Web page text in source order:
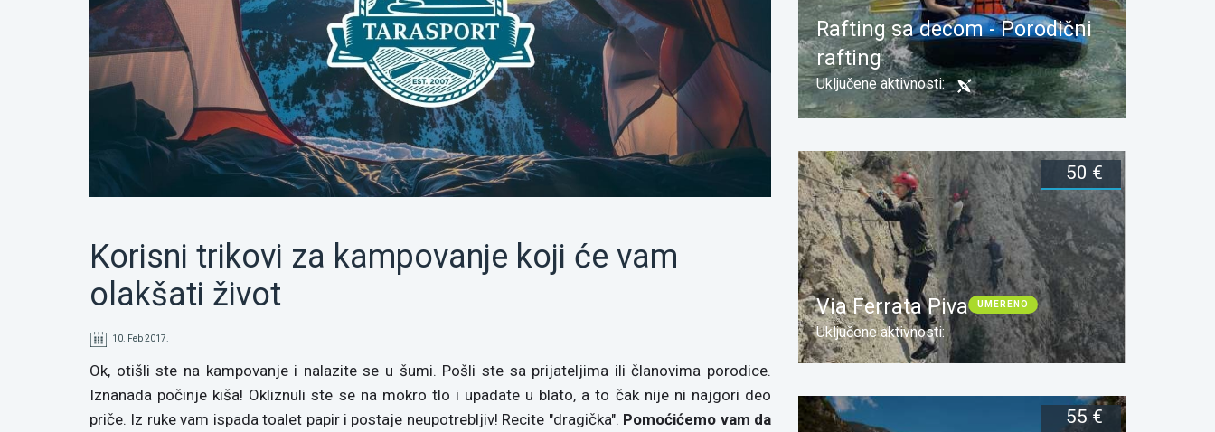
Korisni trikovi za kampovanje koji će vam
olakšati život
10. Feb 2017.
Ok, otišli ste na kampovanje i nalazite se u šumi. Pošli ste sa prijateljima ili članovima porodice.
Iznanada počinje kiša! Okliznuli ste se na mokro tlo i upadate u blato, a to čak nije ni najgori deo
priče. Iz ruke vam ispada toalet papir i postaje neupotrebljiv! Recite "dragička". Pomoćićemo vam da
Rafting sa decom - Porodični
rafting
Uključene aktivnosti:
Dužina: Rezerviši
50 €
Via Ferrata Piva UMERENO
Uključene aktivnosti:
55 €